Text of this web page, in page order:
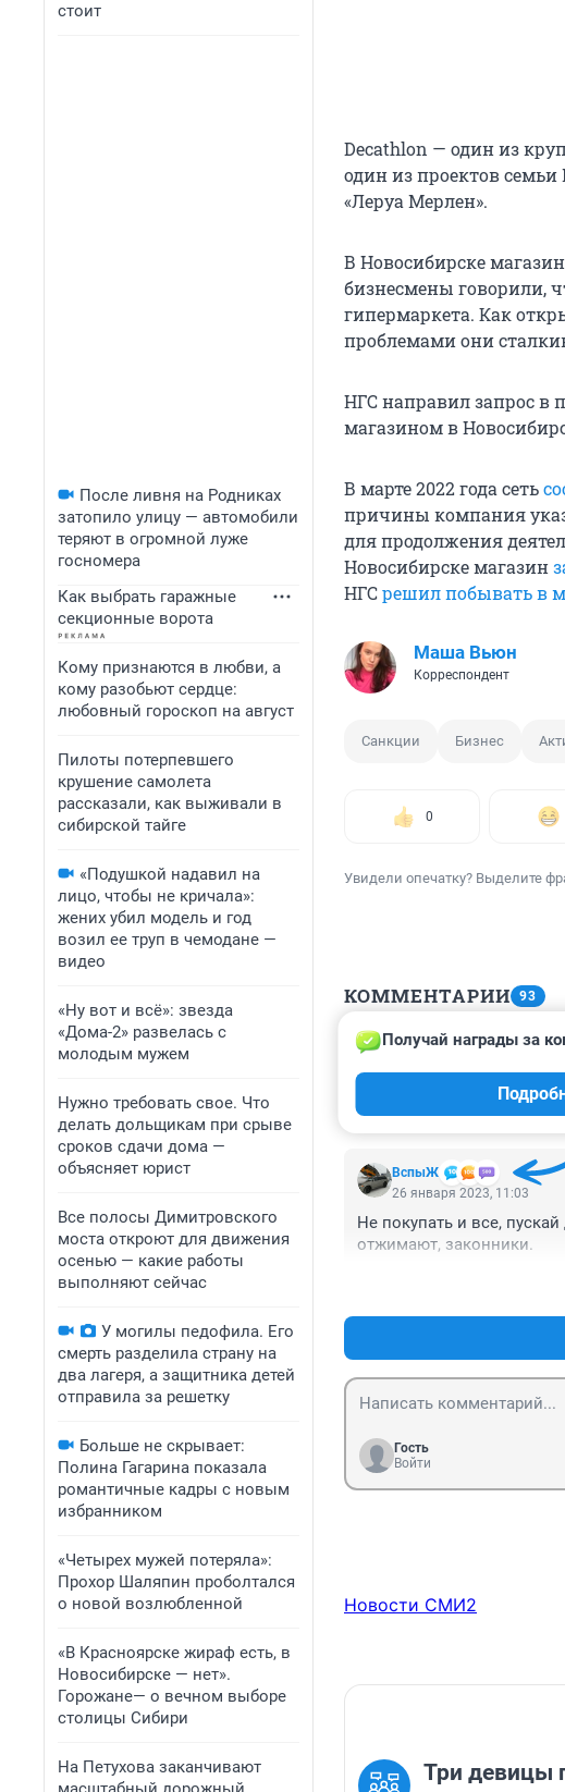
стоит
После ливня на Родниках
затопило улицу — автомобили
теряют в огромной луже
госномера
Как выбрать гаражные
секционные ворота
Кому признаются в любви, а
кому разобьют сердце:
любовный гороскоп на август
Пилоты потерпевшего
крушение самолета
рассказали, как выживали в
сибирской тайге
«Подушкой надавил на
лицо, чтобы не кричала»:
жених убил модель и год
возил ее труп в чемодане —
видео
«Ну вот и всё»: звезда
«Дома-2» развелась с
молодым мужем
Нужно требовать свое. Что
делать дольщикам при срыве
сроков сдачи дома —
объясняет юрист
Все полосы Димитровского
моста откроют для движения
осенью — какие работы
выполняют сейчас
У могилы педофила. Его
смерть разделила страну на
два лагеря, а защитника детей
отправила за решетку
Больше не скрывает:
Полина Гагарина показала
романтичные кадры с новым
избранником
«Четырех мужей потеряла»:
Прохор Шаляпин проболтался
о новой возлюбленной
«В Красноярске жираф есть, в
Новосибирске — нет».
Горожане— о вечном выборе
столицы Сибири
На Петухова заканчивают
Decathlon — один из
один из проектов
«Леруа Мерлен».
В Новосибирске
бизнесмены говорили,
гипермаркета. Как
проблемами они
НГС направил запрос в
магазином в
В марте 2022 года сеть
причины компания
для продолжения
Новосибирске магазин
НГСрешил побывать в
Маша Вьюн
Корреспондент
Санкции Бизнес
0
Увидели опечатку? Выделите
КОММЕНТАРИИ 93
Гость
они уже год уходят.
ВспыЖ
Получай награды за
26 января 2023, 11:03
Не покупать и все,
отжимают, законники.
Гость
Войти
Новости СМИ2
Три девицы